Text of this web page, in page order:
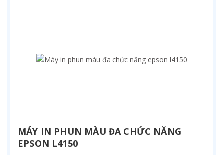
MÁY IN PHUN MÀU ĐA CHỨC NĂNG
EPSON L4150